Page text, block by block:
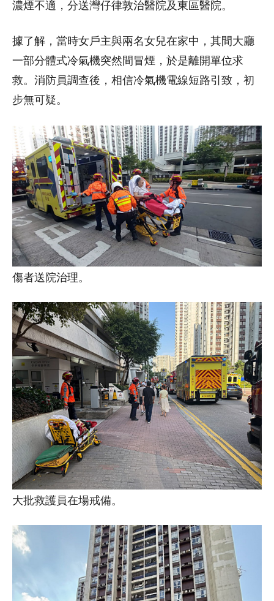
濃煙不適，分送灣仔律敦治醫院及東區醫院。
據了解，當時女戶主與兩名女兒在家中，其間大廳
一部分體式冷氣機突然間冒煙，於是離開單位求
救。消防員調查後，相信冷氣機電線短路引致，初
步無可疑。
傷者送院治理。
大批救護員在場戒備。